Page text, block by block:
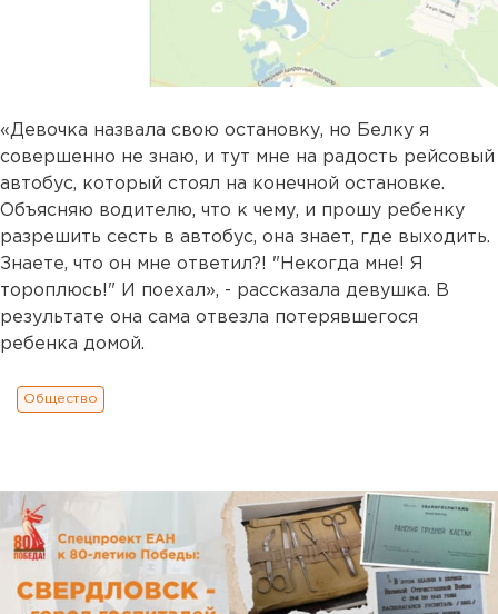
«Девочка назвала свою остановку, но Белку я
совершенно не знаю, и тут мне на радость рейсовый
автобус, который стоял на конечной остановке.
Объясняю водителю, что к чему, и прошу ребенку
разрешить сесть в автобус, она знает, где выходить.
Знаете, что он мне ответил?! "Некогда мне! Я
тороплюсь!" И поехал», - рассказала девушка. В
результате она сама отвезла потерявшегося
ребенка домой.
Общество